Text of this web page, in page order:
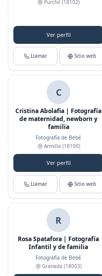
Purchil (18102)
Ver perfil
Llamar Sitio web
C
Cristina Abolafia | Fotografía
de maternidad, newborn y
familia
Fotografía de Bebé
Armilla (18100)
Ver perfil
Llamar Sitio web
R
Rosa Spatafora | Fotografía
Infantil y de familia
Fotografía de Bebé
Granada (18003)